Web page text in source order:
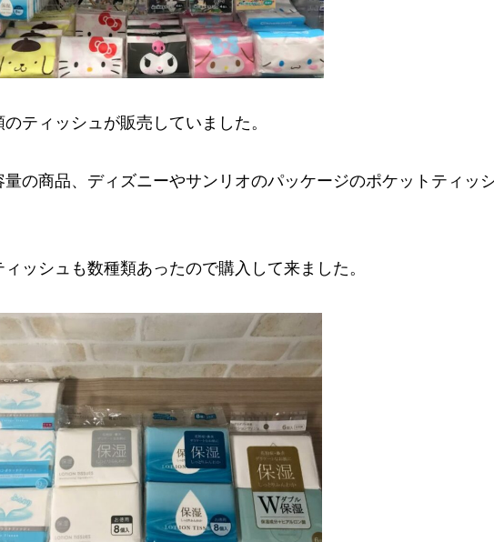
ティッシュが販売していました。
の商品、ディズニーやサンリオのパッケージのポケットティッ
ッシュも数種類あったので購入して来ました。